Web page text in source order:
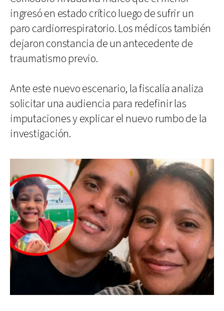
ingresó en estado crítico luego de sufrir un
paro cardiorrespiratorio. Los médicos también
dejaron constancia de un antecedente de
traumatismo previo.
Ante este nuevo escenario, la fiscalía analiza
solicitar una audiencia para redefinir las
imputaciones y explicar el nuevo rumbo de la
investigación.